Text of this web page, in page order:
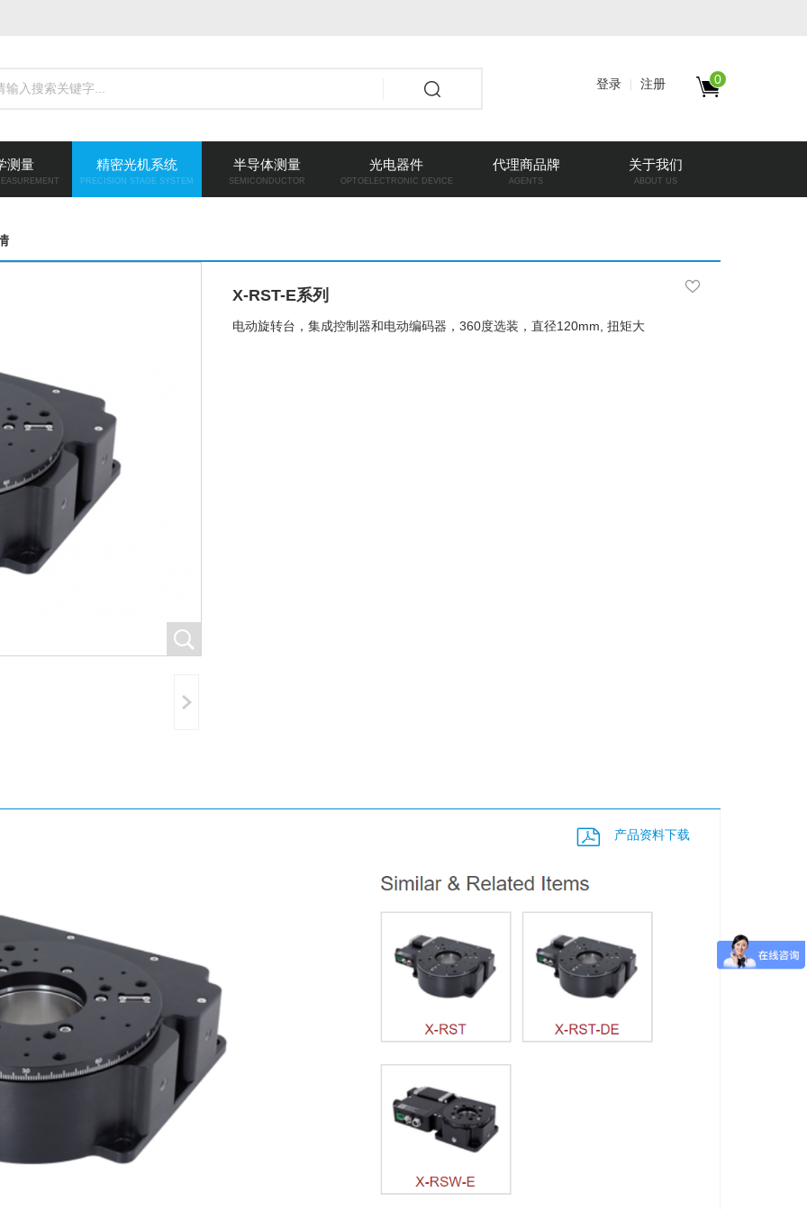
登录 注册 0
测量 精密光机系统
PRECISION STAGE SYSTEM
半导体测量
SEMICONDUCTOR
光电器件
OPTOELECTRONIC DEVICE
代理商品牌
AGENTS
关于我们
ABOUT US
X-RST-E系列
电动旋转台，集成控制器和电动编码器，360度选装，直径120mm, 扭矩大
产品资料下载